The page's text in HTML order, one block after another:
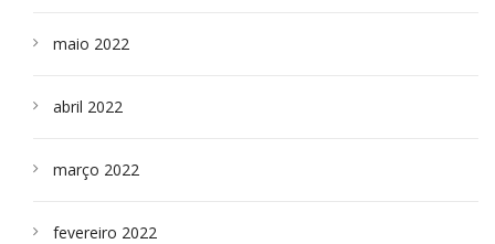
maio 2022
abril 2022
março 2022
fevereiro 2022